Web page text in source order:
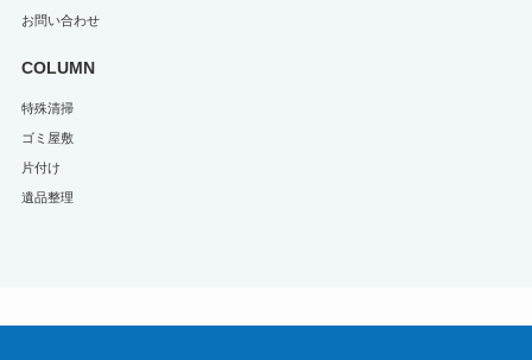
お問い合わせ
COLUMN
特殊清掃
ゴミ屋敷
片付け
遺品整理